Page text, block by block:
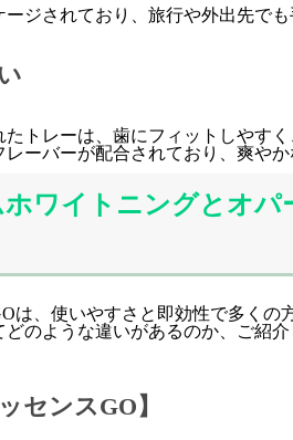
ージされており、旅行や外出先で
トレーは、歯にフィットしやす
レーバーが配合されており、爽や
ワイトニングとオ
は、使いやすさと即効性で多くの
のような違いがあるのか、ご紹介
センスGO】